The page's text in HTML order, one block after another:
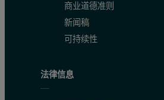
商业道德准则
新闻稿
可持续性
法律信息